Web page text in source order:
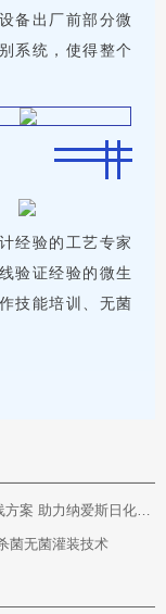
备出厂前部分微
系统，使得整个
经验的工艺专家
验证经验的微生
技能培训、无菌
菌无菌灌装技术